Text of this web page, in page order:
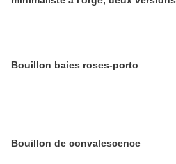
Bouillon baies roses-porto
Bouillon de convalescence